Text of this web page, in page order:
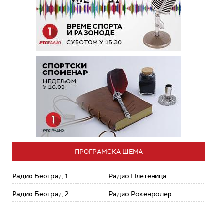
ПРОГРАМСКА ШЕМА
Радио Београд 1
Радио Београд 2
Радио Плетеница
Радио Рокенролер